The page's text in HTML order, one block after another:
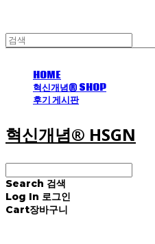
HOME
혁신개념® SHOP
후기 게시판
혁신개념® HSGN
Search 검색
Log In 로그인
Cart장바구니